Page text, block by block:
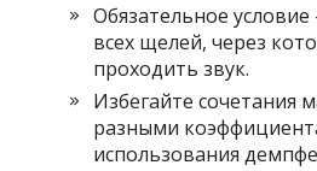
Обязательное
всех щелей, через
проходить звук.
Избегайте сочетания
разными
использования